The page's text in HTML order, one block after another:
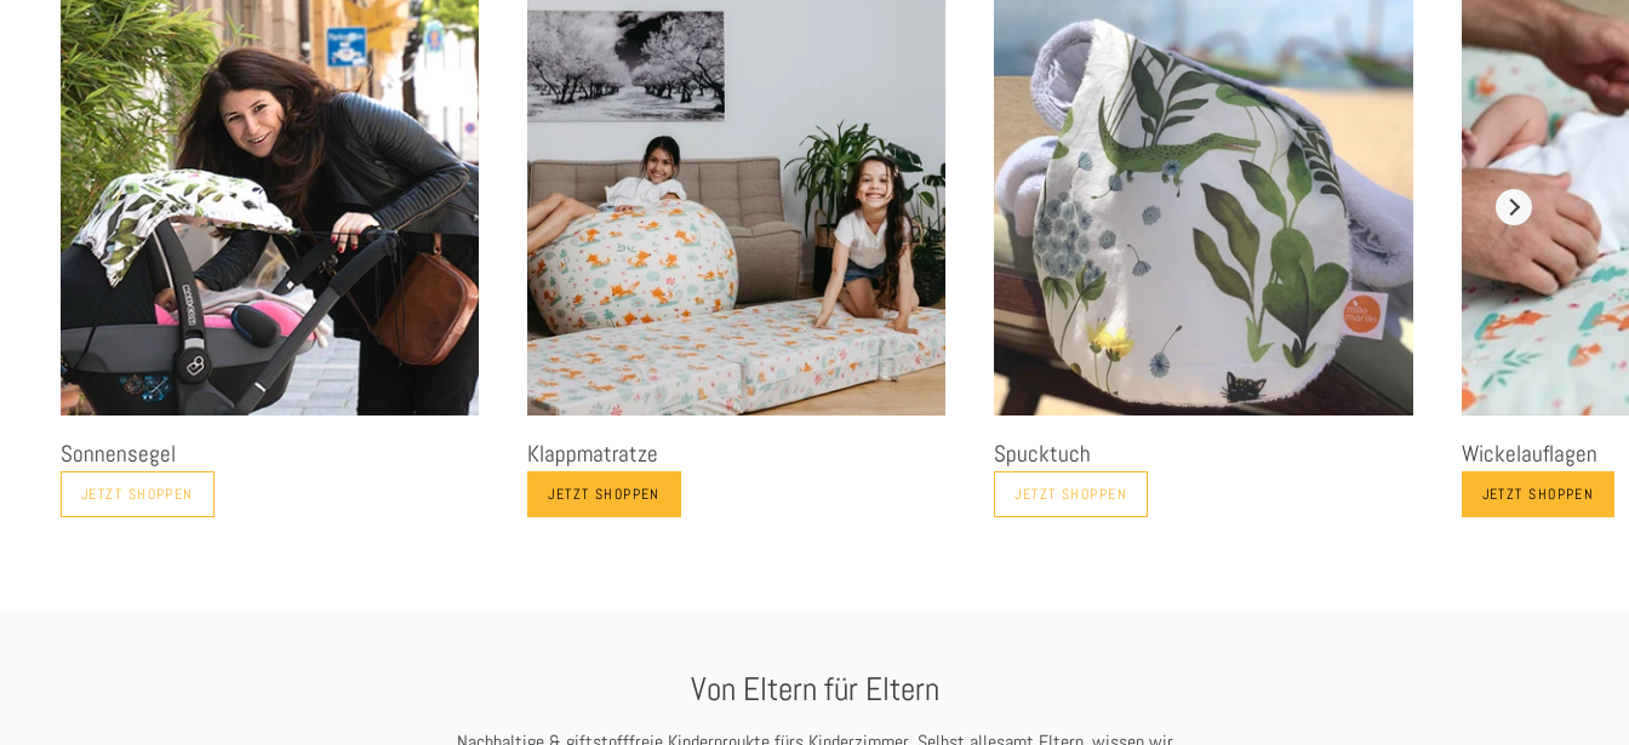
Sonnensegel Klappmatratze Spucktuch Wickelauflagen
Von Eltern für Eltern
Nachhaltige & giftstofffreie Kinderproukte fürs Kinderzimmer. Selbst allesamt Eltern, wissen wir